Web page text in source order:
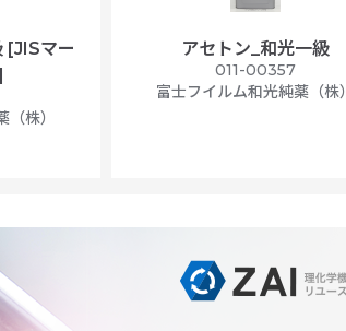
[JISマー
株）
アセトン_和光一級
011-00357
富士フイルム和光純薬（株）